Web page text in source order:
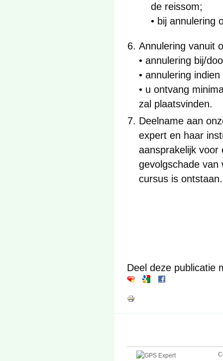
de reissom;
• bij annulering
Annulering vanuit
• annulering bij/
• annulering
• u ontvang
zal plaatsvinden.
Deelname aan
expert en haar
aansprakelijk voor
gevolgschade van
cursus is ontstaan.
Deel deze publicatie